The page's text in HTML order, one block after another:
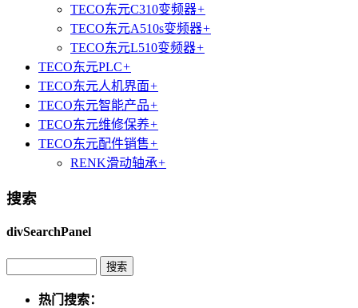
TECO东元C310变频器+
TECO东元A510s变频器+
TECO东元L510变频器+
TECO东元PLC+
TECO东元人机界面+
TECO东元智能产品+
TECO东元维修保养+
TECO东元配件销售+
RENK滑动轴承+
搜索
divSearchPanel
热门搜索：